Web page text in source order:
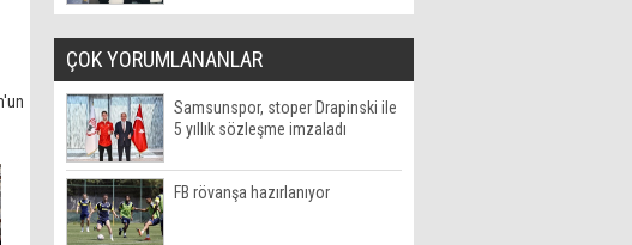
ÇOK YORUMLANANLAR
Samsunspor, stoper Drapinski ile
5 yıllık sözleşme imzaladı
FB rövanşa hazırlanıyor